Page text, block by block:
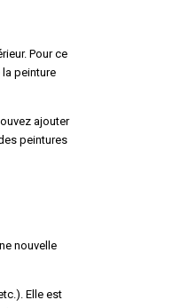
Pour ce
peinture
ajouter
peintures
nouvelle
Elle est